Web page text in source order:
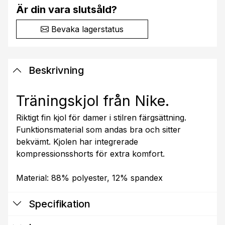
Är din vara slutsåld?
Bevaka lagerstatus
Beskrivning
Träningskjol från Nike.
Riktigt fin kjol för damer i stilren färgsättning.
Funktionsmaterial som andas bra och sitter
bekvämt. Kjolen har integrerade
kompressionsshorts för extra komfort.
Material: 88% polyester, 12% spandex
Specifikation